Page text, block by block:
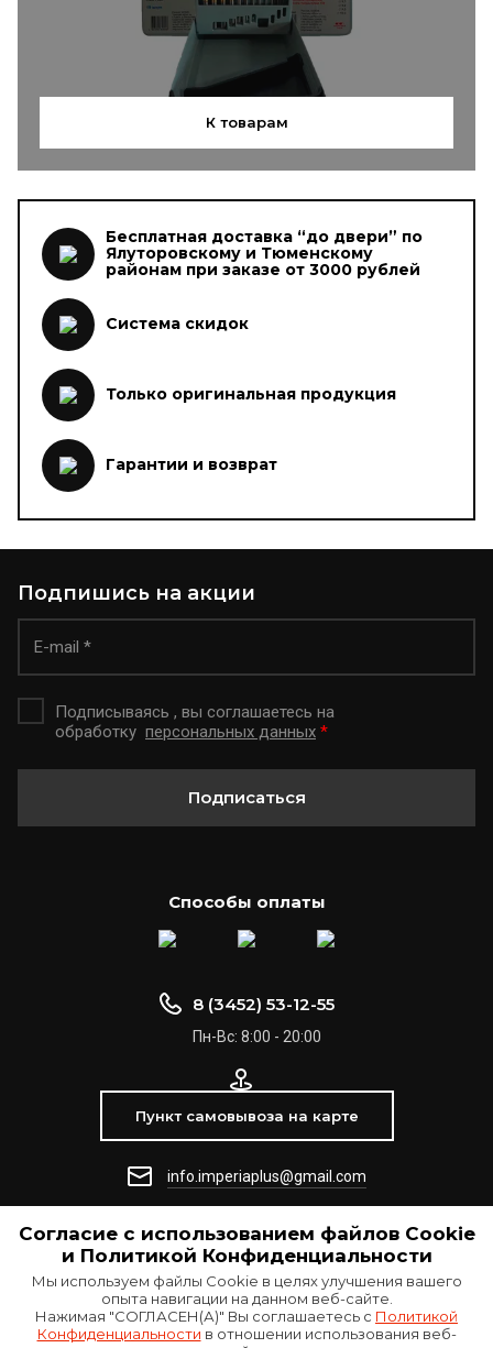
Согласие с использованием файлов Сookie
и Политикой Конфиденциальности
Мы используем файлы Cookie в целях улучшения вашего
опыта навигации на данном веб-сайте.
Нажимая "СОГЛАСЕН(А)" Вы соглашаетесь с Политикой
Конфиденциальности в отношении использования веб-
К товарам
Бесплатная доставка “до двери” по
Ялуторовскому и Тюменскому
районам при заказе от 3000 рублей
Система скидок
Только оригинальная продукция
Гарантии и возврат
Подпишись на акции
Подписываясь , вы соглашаетесь на
обработку персональных данных *
Подписаться
Способы оплаты
© 2021 ООО "Империя +"
8 (3452) 53-12-55
Пн-Вс: 8:00 - 20:00
Пункт самовывоза на карте
info.imperiaplus@gmail.com